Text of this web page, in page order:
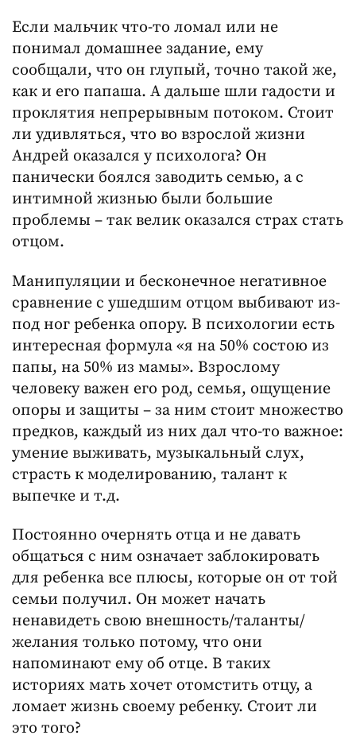
Если мальчик что-то ломал или не
понимал домашнее задание, ему
сообщали, что он глупый, точно такой же,
как и его папаша. А дальше шли гадости и
проклятия непрерывным потоком. Стоит
ли удивляться, что во взрослой жизни
Андрей оказался у психолога? Он
панически боялся заводить семью, а с
интимной жизнью были большие
проблемы – так велик оказался страх стать
отцом.
Манипуляции и бесконечное негативное
сравнение с ушедшим отцом выбивают из-
под ног ребенка опору. В психологии есть
интересная формула «я на 50% состою из
папы, на 50% из мамы». Взрослому
человеку важен его род, семья, ощущение
опоры и защиты – за ним стоит множество
предков, каждый из них дал что-то важное:
умение выживать, музыкальный слух,
страсть к моделированию, талант к
выпечке и т.д.
Постоянно очернять отца и не давать
общаться с ним означает заблокировать
для ребенка все плюсы, которые он от той
семьи получил. Он может начать
ненавидеть свою внешность/таланты/
желания только потому, что они
напоминают ему об отце. В таких
историях мать хочет отомстить отцу, а
ломает жизнь своему ребенку. Стоит ли
это того?